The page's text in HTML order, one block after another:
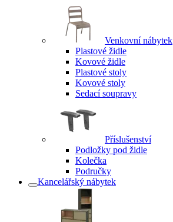
Venkovní nábytek
Plastové židle
Kovové židle
Plastové stoly
Kovové stoly
Sedací soupravy
Příslušenství
Podložky pod židle
Kolečka
Područky
Kancelářský nábytek